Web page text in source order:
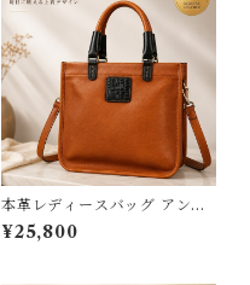
本革レディースバッグ アンテ
ィークデザイン 牛革 型押し ハ
ンドバッグ ハンドメイド 本革
¥25,800